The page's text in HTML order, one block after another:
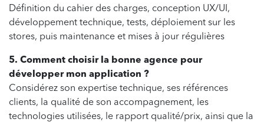
Définition du cahier des charges, conception UX/UI,
développement technique, tests, déploiement sur les
stores, puis maintenance et mises à jour régulières
5. Comment choisir la bonne agence pour
développer mon application ?
Considérez son expertise technique, ses références
clients, la qualité de son accompagnement, les
technologies utilisées, le rapport qualité/prix, ainsi que la